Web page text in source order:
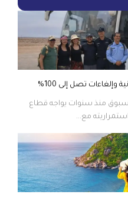
تصل إلى 100%
منذ سنوات يواجه قطاع
مع...